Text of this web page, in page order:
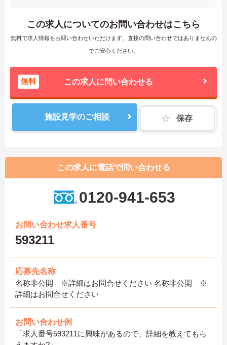
この求人についてのお問い合わせはこちら
無料で求人情報をお問い合わせいただけます。直接の問い合わせではありませんの
でご安心ください。
無料 この求人に問い合わせる
施設見学のご相談 保存
この求人に電話で問い合わせる
0120-941-653
お問い合わせ求人番号
593211
応募先名称
名称非公開 ※詳細はお問合せください 名称非公開 ※
詳細はお問合せください
お問い合わせ例
「求人番号593211に興味があるので、詳細を教えてもら